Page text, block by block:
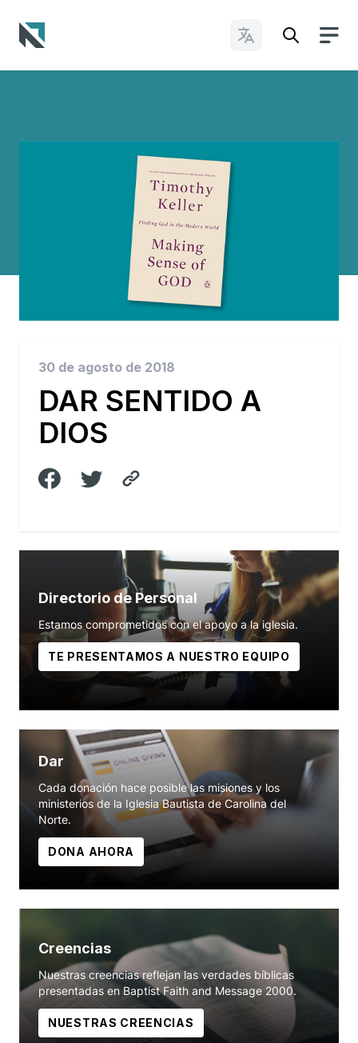
Cambiar idioma
30 de agosto de 2018
DAR SENTIDO A
DIOS
Directorio de Personal
Estamos comprometidos con el apoyo a la iglesia.
TE PRESENTAMOS A NUESTRO EQUIPO
Dar
Cada donación hace posible las misiones y los
ministerios de la Iglesia Bautista de Carolina del
Norte.
DONA AHORA
Creencias
Nuestras creencias reflejan las verdades bíblicas
presentadas en Baptist Faith and Message 2000.
NUESTRAS CREENCIAS